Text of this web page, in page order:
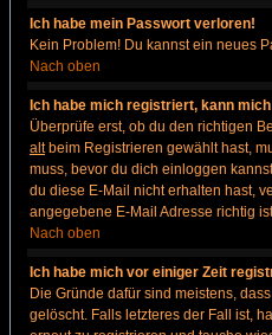
Ich habe mein Passwort verloren!
Kein Problem! Du kannst ein neues
Nach oben
Ich habe mich registriert, kann
Überprüfe erst, ob du den richtigen
altbeim Registrieren gewählt hast,
muss, bevor du dich einloggen
du diese E-Mail nicht erhalten hast,
angegebene E-Mail Adresse richtig
Nach oben
Ich habe mich vor einiger Zeit
Die Gründe dafür sind meistens,
gelöscht. Falls letzteres der Fall ist,